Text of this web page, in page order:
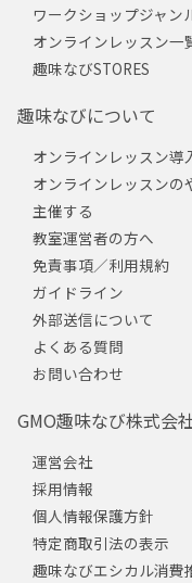
ワークショップジャン
オンラインレッスン一
趣味なびSTORES
趣味なびについて
オンラインレッスン導
オンラインレッスンの
主催する
教室運営者の方へ
免責事項／利用規約
ガイドライン
外部送信について
よくある質問
お問い合わせ
GMO趣味なび株式会
運営会社
採用情報
個人情報保護方針
特定商取引法の表示
趣味なびエシカル消費